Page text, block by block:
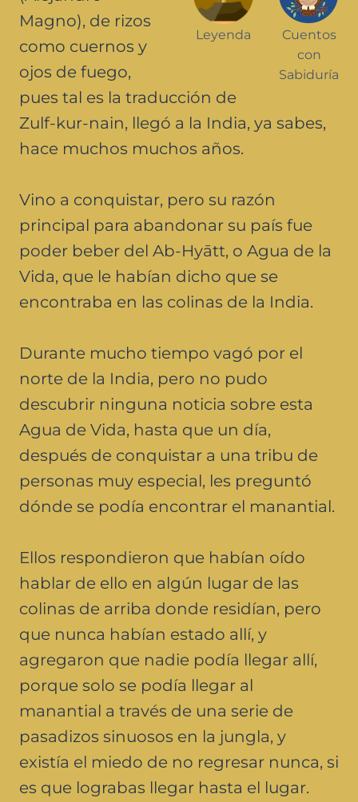
Cuentos
con
Sabiduría
Leyenda
Magno), de rizos
como cuernos y
ojos de fuego,
pues tal es la traducción de
Zulf-kur-nain, llegó a la India, ya sabes,
hace muchos muchos años.
Vino a conquistar, pero su razón
principal para abandonar su país fue
poder beber del Ab-Hyātt, o Agua de la
Vida, que le habían dicho que se
encontraba en las colinas de la India.
Durante mucho tiempo vagó por el
norte de la India, pero no pudo
descubrir ninguna noticia sobre esta
Agua de Vida, hasta que un día,
después de conquistar a una tribu de
personas muy especial, les preguntó
dónde se podía encontrar el manantial.
Ellos respondieron que habían oído
hablar de ello en algún lugar de las
colinas de arriba donde residían, pero
que nunca habían estado allí, y
agregaron que nadie podía llegar allí,
porque solo se podía llegar al
manantial a través de una serie de
pasadizos sinuosos en la jungla, y
existía el miedo de no regresar nunca, si
es que lograbas llegar hasta el lugar.